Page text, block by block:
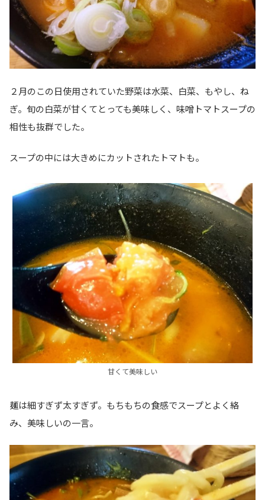
２月のこの日使用されていた野菜は水菜、白菜、もやし、ね
ぎ。旬の白菜が甘くてとっても美味しく、味噌トマトスープの
相性も抜群でした。
スープの中には大きめにカットされたトマトも。
甘くて美味しい
麺は細すぎず太すぎず。もちもちの食感でスープとよく絡
み、美味しいの一言。